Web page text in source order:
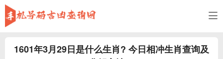
1601年3月29日是什么生肖? 今日相冲生肖查询及